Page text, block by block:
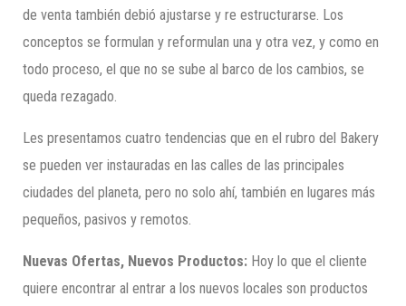
de venta también debió ajustarse y re estructurarse. Los
conceptos se formulan y reformulan una y otra vez, y como en
todo proceso, el que no se sube al barco de los cambios, se
queda rezagado.
Les presentamos cuatro tendencias que en el rubro del Bakery
se pueden ver instauradas en las calles de las principales
ciudades del planeta, pero no solo ahí, también en lugares más
pequeños, pasivos y remotos.
Nuevas Ofertas, Nuevos Productos: Hoy lo que el cliente
quiere encontrar al entrar a los nuevos locales son productos